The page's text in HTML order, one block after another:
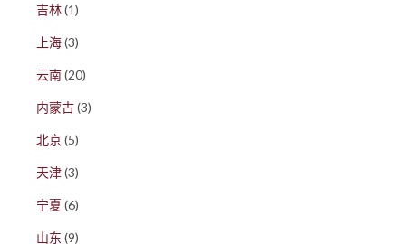
吉林(1)
上海(3)
云南(20)
内蒙古(3)
北京(5)
天津(3)
宁夏 (6)
山东 (9)